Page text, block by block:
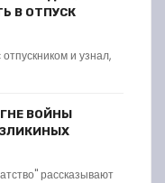
В ОТПУСК
и узнал,
ВОЙНЫ
рассказывают